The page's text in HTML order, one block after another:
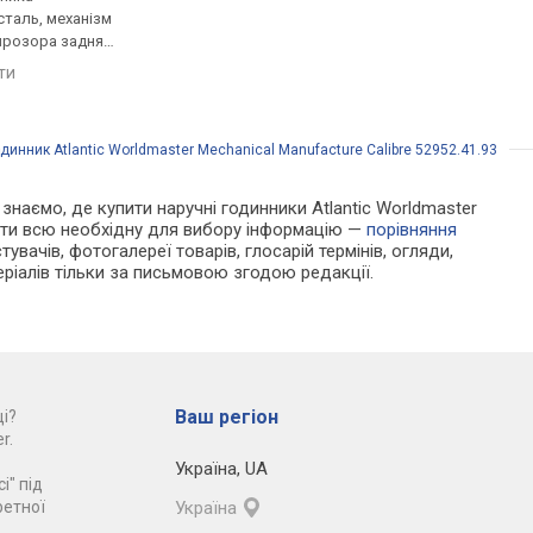
механізм
задня
ремінець
Швейцарія
Atlantic Worldmaster Mechanical Manufacture Calibre 52952.41.93
де купити наручні годинники Atlantic Worldmaster
всю необхідну для вибору інформацію —порівняння
фотогалереї товарів, глосарій термінів, огляди,
тільки за письмовою згодою редакції.
під
Ваш регіон
Україна, UA
Україна